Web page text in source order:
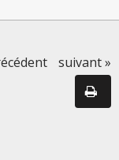
suivant »